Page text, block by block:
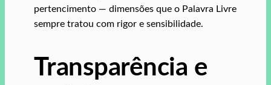
pertencimento — dimensões que o Palavra Livre
sempre tratou com rigor e sensibilidade.
Transparência e